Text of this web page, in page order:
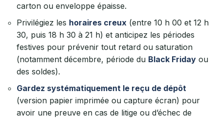
carton ou enveloppe épaisse.
Privilégiez les horaires creux (entre 10 h 00 et 12 h
30, puis 18 h 30 à 21 h) et anticipez les périodes
festives pour prévenir tout retard ou saturation
(notamment décembre, période du Black Friday ou
des soldes).
Gardez systématiquement le reçu de dépôt
(version papier imprimée ou capture écran) pour
avoir une preuve en cas de litige ou d’échec de